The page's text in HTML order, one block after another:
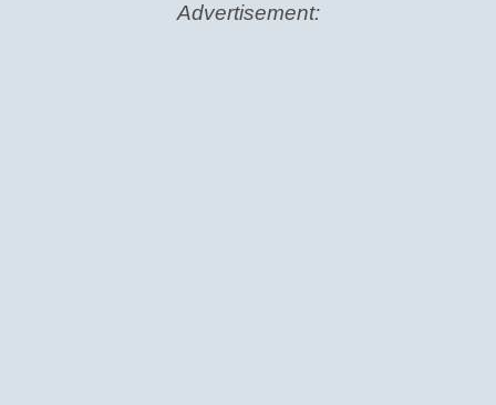
Advertisement: